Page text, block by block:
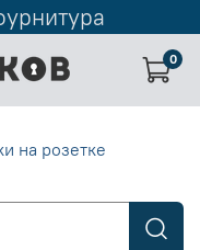
0
на розетке